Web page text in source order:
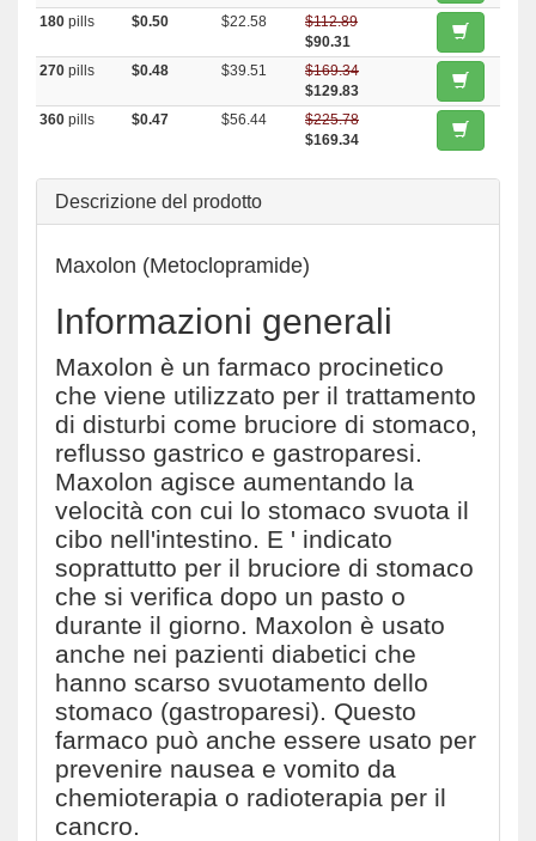
180 pills $0.50 $22.58
$112.89
$90.31
270 pills $0.48 $39.51
$169.34
$129.83
360 pills $0.47 $56.44
$225.78
$169.34
Descrizione del prodotto
Maxolon (Metoclopramide)
Informazioni generali
Maxolon è un farmaco procinetico
che viene utilizzato per il trattamento
di disturbi come bruciore di stomaco,
reflusso gastrico e gastroparesi.
Maxolon agisce aumentando la
velocità con cui lo stomaco svuota il
cibo nell'intestino. E ' indicato
soprattutto per il bruciore di stomaco
che si verifica dopo un pasto o
durante il giorno. Maxolon è usato
anche nei pazienti diabetici che
hanno scarso svuotamento dello
stomaco (gastroparesi). Questo
farmaco può anche essere usato per
prevenire nausea e vomito da
chemioterapia o radioterapia per il
cancro.